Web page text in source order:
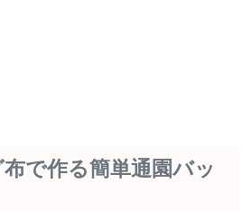
で作る簡単通園バッ